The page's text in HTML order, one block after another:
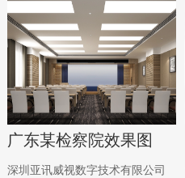
广东某检察院效果图
深圳亚讯威视数字技术有限公司